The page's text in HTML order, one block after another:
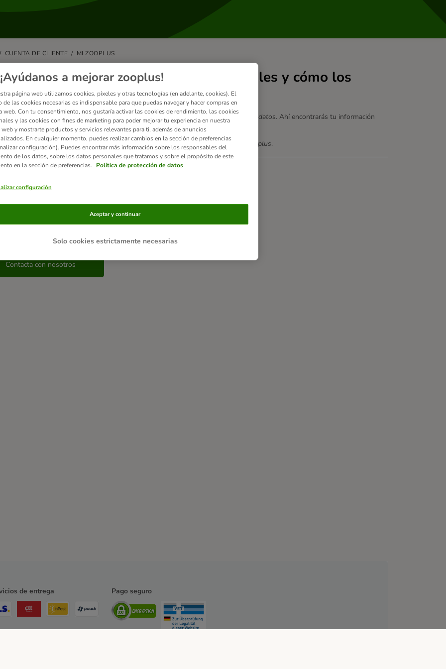
CUENTA DE CLIENTE MI ZOOPLUS
puedo encontrar mis datos personales y cómo los
cambios en tus datos personales, accede a mi zooplusy entra en la sección Mis datos. Ahí encontrarás tu información
que podrás modificar y actualizar al instante.
de privacidad, solo puedes cambiar tus datos personales a través de
mi zooplus.
relacionados
alguna otra consulta?
Contacta con nosotros
de entrega Pago seguro
¡Ayúdanos a mejorar zooplus!
página web utilizamos cookies, píxeles y otras tecnologías (en adelante, cookies). El
de las cookies necesarias es indispensable para que puedas navegar y hacer compras en
web. Con tu consentimiento, nos gustaría activar las cookies de rendimiento, las cookies
y las cookies con fines de marketing para poder mejorar tu experiencia en nuestra
web y mostrarte productos y servicios relevantes para ti, además de anuncios
En cualquier momento, puedes realizar cambios en la sección de preferencias
configuración). Puedes encontrar más información sobre los responsables del
de los datos, sobre los datos personales que tratamos y sobre el propósito de este
en la sección de preferencias.
Política de protección de datos
configuración
Solo cookies estrictamente necesarias
Aceptar y continuar